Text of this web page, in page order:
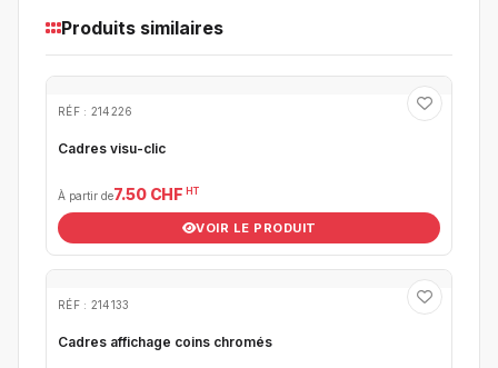
Produits similaires
RÉF : 214226
Cadres visu-clic
À partir de7.50 CHF HT
VOIR LE PRODUIT
RÉF : 214133
Cadres affichage coins chromés